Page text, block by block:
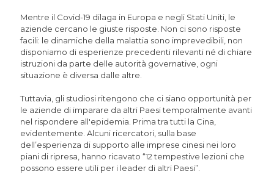
Mentre il Covid-19 dilaga in Europa e negli Stati Uniti, le
aziende cercano le giuste risposte. Non ci sono risposte
facili: le dinamiche della malattia sono imprevedibili, non
disponiamo di esperienze precedenti rilevanti né di chiare
istruzioni da parte delle autorità governative, ogni
situazione è diversa dalle altre.
Tuttavia, gli studiosi ritengono che ci siano opportunità per
le aziende di imparare da altri Paesi temporalmente avanti
nel rispondere all'epidemia. Prima tra tutti la Cina,
evidentemente. Alcuni ricercatori, sulla base
dell’esperienza di supporto alle imprese cinesi nei loro
piani di ripresa, hanno ricavato “12 tempestive lezioni che
possono essere utili per i leader di altri Paesi”.